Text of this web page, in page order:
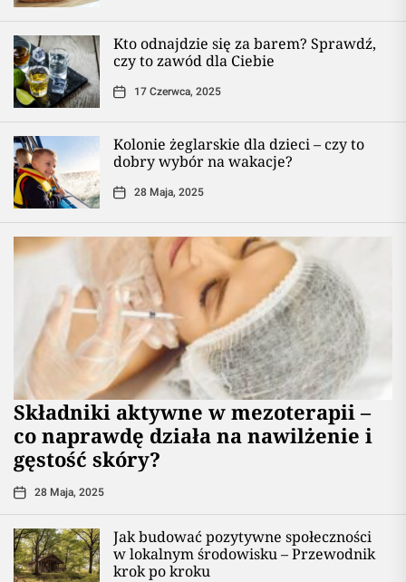
Kto odnajdzie się za barem? Sprawdź,
czy to zawód dla Ciebie
17 Czerwca, 2025
Kolonie żeglarskie dla dzieci – czy to
dobry wybór na wakacje?
28 Maja, 2025
Składniki aktywne w mezoterapii –
co naprawdę działa na nawilżenie i
gęstość skóry?
28 Maja, 2025
Jak budować pozytywne społeczności
w lokalnym środowisku – Przewodnik
krok po kroku